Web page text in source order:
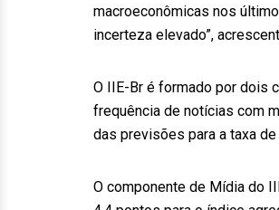
macroeconômicas nos
incerteza elevado”,
O IIE-Br é formado por dois
frequência de notícias com
das previsões para a taxa
O componente de Mídia do